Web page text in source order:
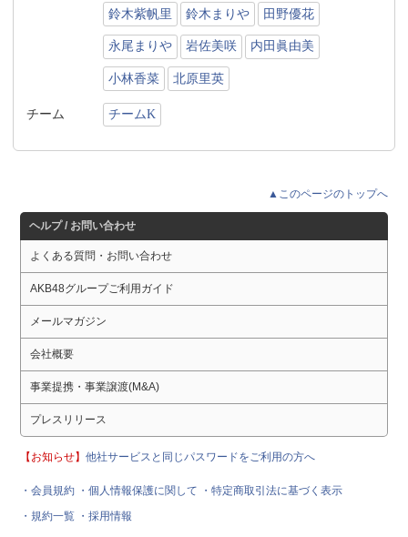
鈴木紫帆里 鈴木まりや 田野優花
永尾まりや 岩佐美咲 内田眞由美
小林香菜 北原里英
チーム チームK
▲このページのトップへ
ヘルプ / お問い合わせ
よくある質問・お問い合わせ
AKB48グループご利用ガイド
メールマガジン
会社概要
事業提携・事業譲渡(M&A)
プレスリリース
【お知らせ】他社サービスと同じパスワードをご利用の方へ
・会員規約 ・個人情報保護に関して
・特定商取引法に基づく表示
・規約一覧 ・採用情報